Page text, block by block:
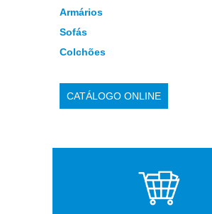
Armários
Sofás
Colchões
CATÁLOGO ONLINE